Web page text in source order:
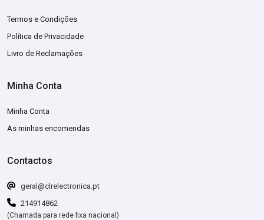
Termos e Condições
Política de Privacidade
Livro de Reclamações
Minha Conta
Minha Conta
As minhas encomendas
Contactos
geral@clrelectronica.pt
214914862
(Chamada para rede fixa nacional)